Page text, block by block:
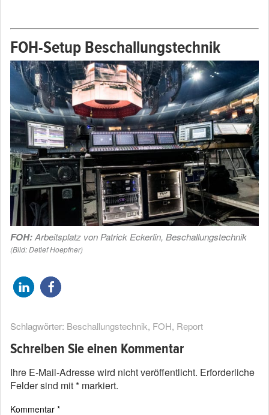
FOH-Setup Beschallungstechnik
FOH:Arbeitsplatz von Patrick Eckerlin, Beschallungstechnik
(Bild: Detlef Hoepfner)
Schlagwörter: Beschallungstechnik, FOH, Report
Schreiben Sie einen Kommentar
Ihre E-Mail-Adresse wird nicht veröffentlicht. Erforderliche
Felder sind mit* markiert.
Kommentar *